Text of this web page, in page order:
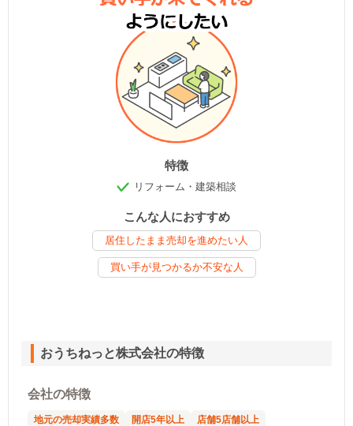
特徴
リフォーム・建築相談
こんな人におすすめ
居住したまま売却を進めたい人
買い手が見つかるか不安な人
おうちねっと株式会社の特徴
会社の特徴
地元の売却実績多数 開店5年以上 店舗5店舗以上